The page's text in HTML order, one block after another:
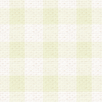
2.登録の際に当社
の使用に関して
3.会員は、当社か
貸与、名義変更
ならないものとし
4.当社は、会員に